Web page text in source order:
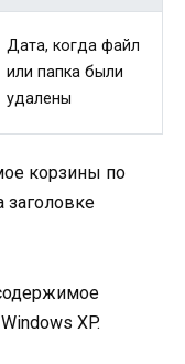
Дата, когда файл
или папка были
удалены
корзины по
заголовке
XP.